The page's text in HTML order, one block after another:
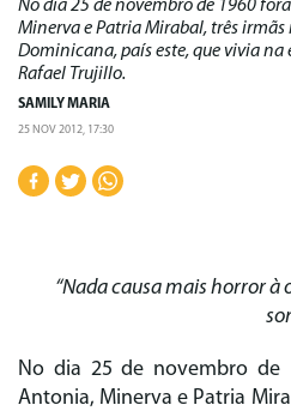
No dia 25 de novembro de 1960
Minerva e Patria Mirabal, três
Dominicana, país este, que vivia na
Rafael Trujillo.
SAMILY MARIA
25 NOV 2012, 17:30
“Nada causa mais horror à
No dia 25 de novembro de
Antonia, Minerva e Patria